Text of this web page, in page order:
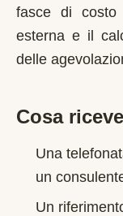
fasce di
esterna e il
delle
Cosa
Una
un
Un